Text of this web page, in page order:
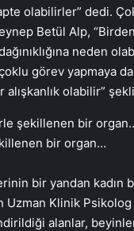
olabilirler” dedi.
Betül Alp,
neden
görev yapmaya
alışkanlık olabilir”
bir organ…
bir yandan kadın
Klinik Psikolog
alanlar,